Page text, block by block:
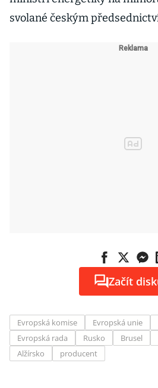
svolané českým
Začít
Evropská komise Evropská unie
Evropská rada
Rusko Brusel
Alžírsko
producent